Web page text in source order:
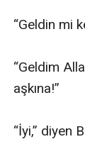
“Geldin mi
“Geldim
aşkına!”
“İyi,” diyen